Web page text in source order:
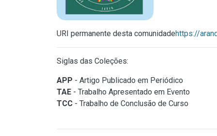
URI permanente desta comunidadehttps://
Siglas das Coleções:
APP - Artigo Publicado em Periódico
TAE - Trabalho Apresentado em Evento
TCC - Trabalho de Conclusão de Curso